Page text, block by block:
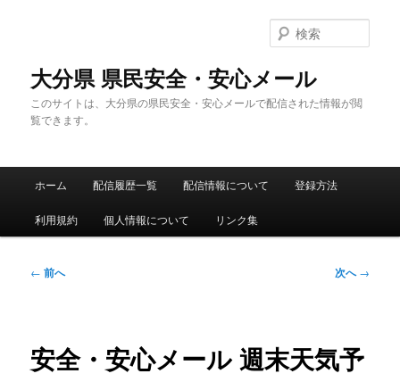
大分県 県民安全・安心メール
このサイトは、大分県の県民安全・安心メールで配信された情報が閲
覧できます。
索
メ
ホーム 配信履歴一覧 配信情報について 登録方法
利用規約 個人情報について リンク集
投
ゲ
ー
← 前へ 次へ→
安全・安心メール 週末天気予